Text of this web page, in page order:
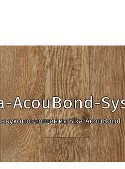
AcouBond-
Sika AcouBond